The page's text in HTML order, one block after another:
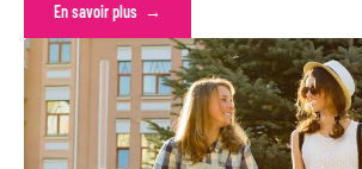
En savoir plus